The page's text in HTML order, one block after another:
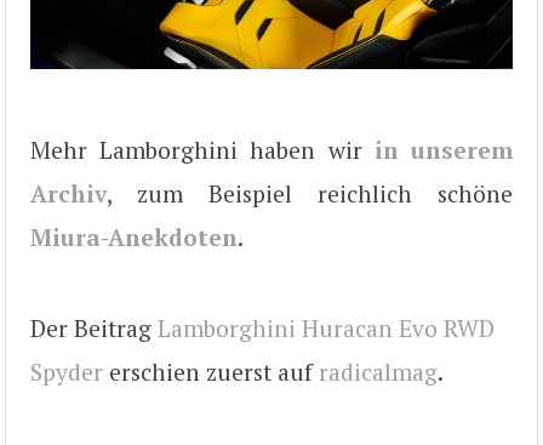
Mehr Lamborghini haben wir in unserem
Archiv, zum Beispiel reichlich schöne
Miura-Anekdoten.
Der Beitrag Lamborghini Huracan Evo RWD
Spyder erschien zuerst auf radicalmag.